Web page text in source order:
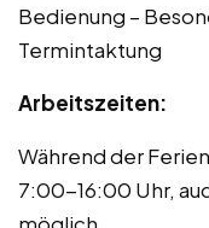
Bedienung –
Termintaktung
Arbeitszeiten:
Während der
7:00-16:00 Uhr,